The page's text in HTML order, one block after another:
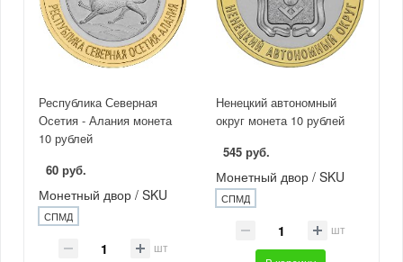
Республика Северная
Осетия - Алания монета
10 рублей
60 руб.
Монетный двор / SKU
СПМД
шт
Ненецкий автономный
округ монета 10 рублей
545 руб.
Монетный двор / SKU
СПМД
шт